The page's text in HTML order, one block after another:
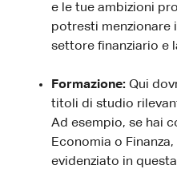
e le tue ambizioni
potresti menzionare
settore finanziario e
Formazione: Qui
titoli di studio
Ad esempio, se hai
Economia o
evidenziato in